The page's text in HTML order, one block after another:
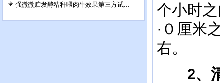
强微微贮发酵秸秆喂肉牛效果第三方试...
个小时
·０厘米
右。
2、